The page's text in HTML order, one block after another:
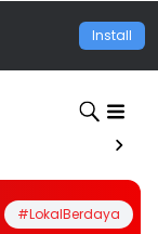
Install
#LokalBerdaya